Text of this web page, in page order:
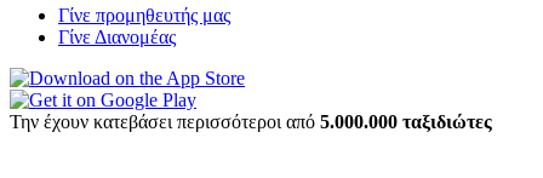
Γίνε προμηθευτής μας
Γίνε Διανομέας
Την έχουν κατεβάσει περισσότεροι από 5.000.000 ταξιδιώτες